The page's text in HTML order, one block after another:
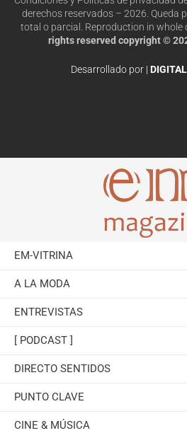
derechos reservados – 2026. Queda
total o parcial. Reproduction in whole
rights reserved copyright ©
Desarrollado por |
EM-VITRINA
A LA MODA
ENTREVISTAS
[ PODCAST ]
DIRECTO SENTIDOS
PUNTO CLAVE
CINE & MÚSICA